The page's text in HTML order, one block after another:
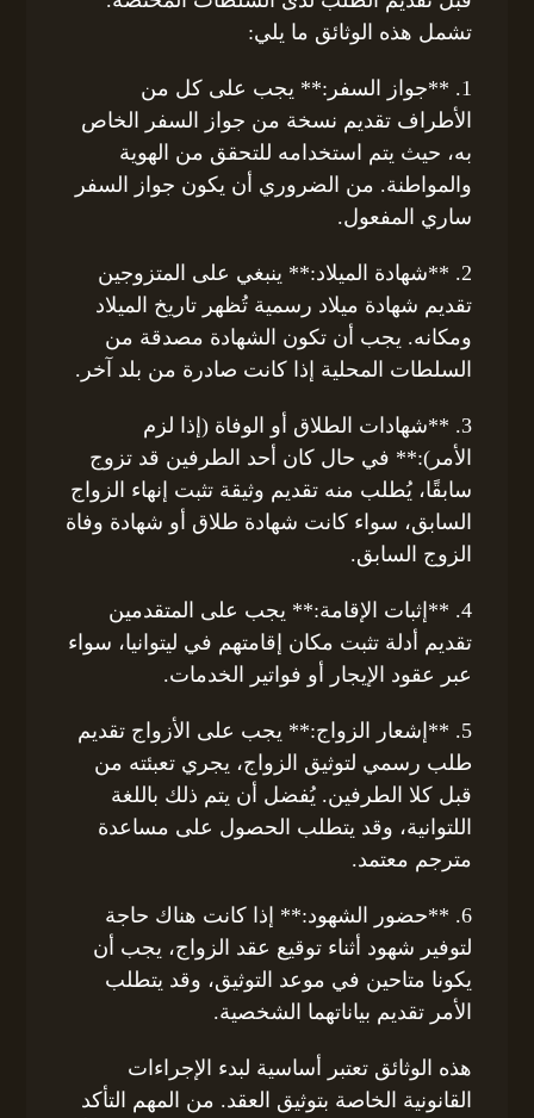
تشمل هذه الوثائق ما يلي:
1. **جواز السفر:** يجب على كل من
الأطراف تقديم نسخة من جواز السفر الخاص
به، حيث يتم استخدامه للتحقق من الهوية
والمواطنة. من الضروري أن يكون جواز السفر
ساري المفعول.
2. **شهادة الميلاد:** ينبغي على المتزوجين
تقديم شهادة ميلاد رسمية تُظهر تاريخ الميلاد
ومكانه. يجب أن تكون الشهادة مصدقة من
السلطات المحلية إذا كانت صادرة من بلد آخر.
3. **شهادات الطلاق أو الوفاة (إذا لزم
الأمر):** في حال كان أحد الطرفين قد تزوج
سابقًا، يُطلب منه تقديم وثيقة تثبت إنهاء الزواج
السابق، سواء كانت شهادة طلاق أو شهادة وفاة
الزوج السابق.
4. **إثبات الإقامة:** يجب على المتقدمين
تقديم أدلة تثبت مكان إقامتهم في ليتوانيا، سواء
عبر عقود الإيجار أو فواتير الخدمات.
5. **إشعار الزواج:** يجب على الأزواج تقديم
طلب رسمي لتوثيق الزواج، يجري تعبئته من
قبل كلا الطرفين. يُفضل أن يتم ذلك باللغة
اللتوانية، وقد يتطلب الحصول على مساعدة
مترجم معتمد.
6. **حضور الشهود:** إذا كانت هناك حاجة
لتوفير شهود أثناء توقيع عقد الزواج، يجب أن
يكونا متاحين في موعد التوثيق، وقد يتطلب
الأمر تقديم بياناتهما الشخصية.
هذه الوثائق تعتبر أساسية لبدء الإجراءات
القانونية الخاصة بتوثيق العقد. من المهم التأكد